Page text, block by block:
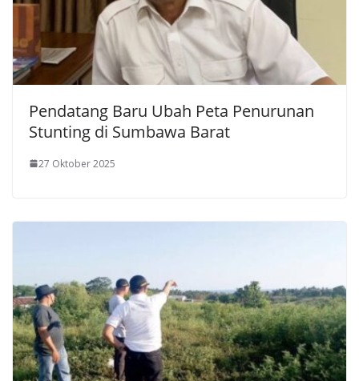
Pendatang Baru Ubah Peta Penurunan
Stunting di Sumbawa Barat
27 Oktober 2025